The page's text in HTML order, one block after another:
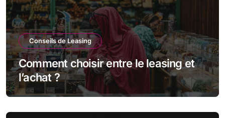
Conseils de Leasing
Comment choisir entre le leasing et
l’achat ?